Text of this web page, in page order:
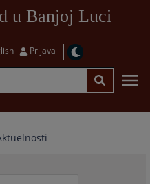
u Banjoj Luci
Prijava